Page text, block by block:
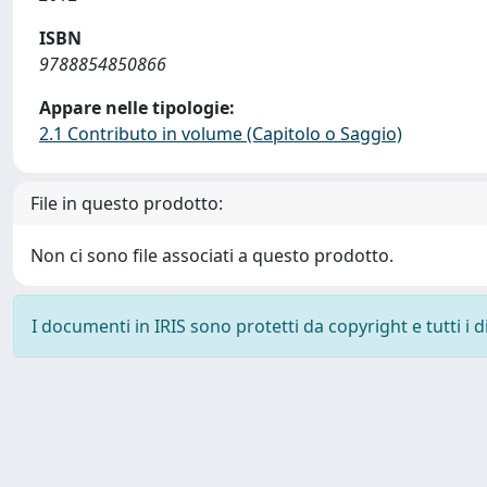
ISBN
9788854850866
Appare nelle tipologie:
2.1 Contributo in volume (Capitolo o Saggio)
File in questo prodotto:
Non ci sono file associati a questo prodotto.
I documenti in IRIS sono protetti da copyright e tutti i